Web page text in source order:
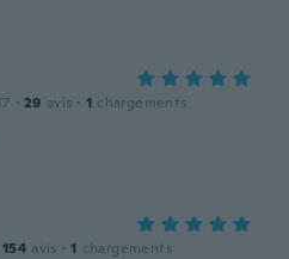
· 29 avis · 1 chargements
154 avis · 1 chargements